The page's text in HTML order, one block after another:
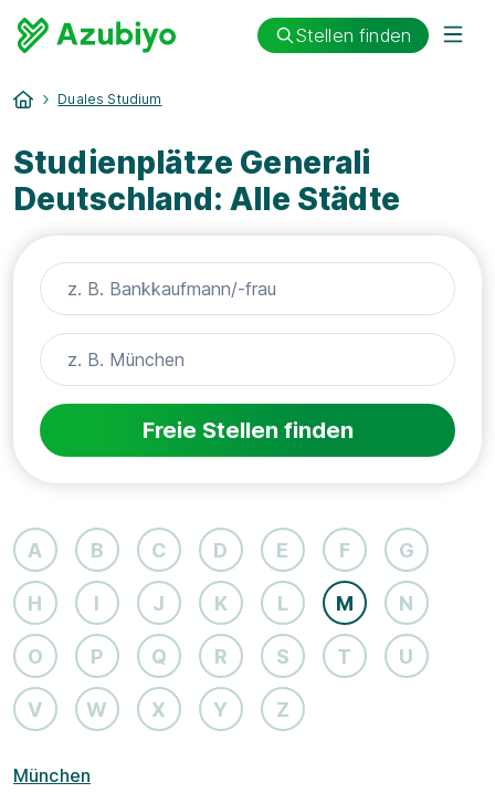
Stellen finden
Duales Studium
Studienplätze Generali
Deutschland: Alle Städte
Freie Stellen finden
A B C D E F G
H I J K L M N
O P Q R S T U
V W X Y Z
München